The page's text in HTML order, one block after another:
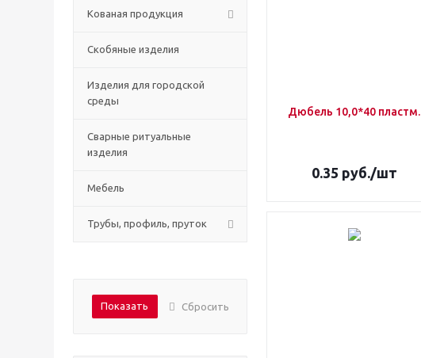
Кованая продукция
Скобяные изделия
Изделия для городской
среды
Сварные ритуальные
изделия
Мебель
Трубы, профиль, пруток
Показать Сбросить
Дюбель 10,0*40 пластм.
0.35 руб./шт